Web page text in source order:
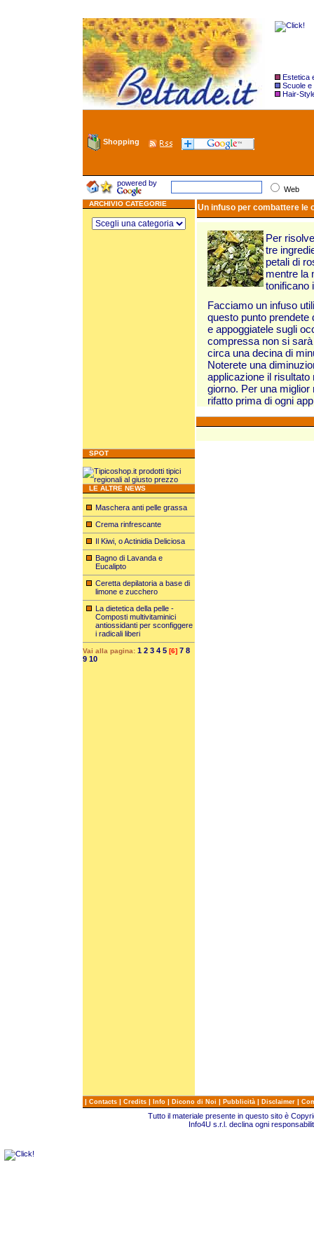
Estetica
Scuole e
Hair-
Shopping
powered by
Web
ARCHIVIO CATEGORIE
SPOT
LE ALTRE NEWS
Maschera anti pelle grassa
Crema rinfrescante
Il Kiwi, o Actinidia Deliciosa
Bagno di Lavanda e
Eucalipto
Ceretta depilatoria a base di
limone e zucchero
La dietetica della pelle -
Composti multivitaminici
antiossidanti per sconfiggere
i radicali liberi
Vai alla pagina: 1 2 3 4 5 [6] 7 8
9 10
Un infuso per combattere le
Per
tre
petali di
mentre la
tonificano
Facciamo un infuso
questo punto prendete
e appoggiatele sugli
compressa non si
circa una decina di
Noterete una
applicazione il
giorno. Per una miglior
rifatto prima di ogni
| Contacts | Credits | Info | Dicono di Noi | Pubblicità | Disclaimer |
Tutto il materiale presente in questo sito è
Info4U s.r.l. declina ogni